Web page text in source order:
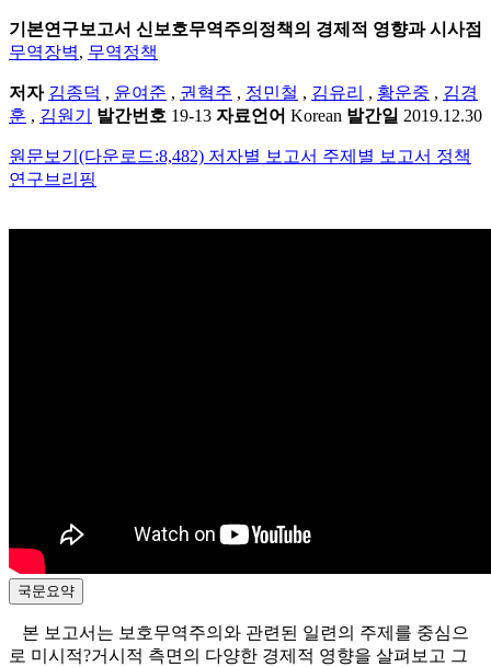
기본연구보고서 신보호무역주의정책의 경제적 영향과 시사점
무역장벽, 무역정책
저자 김종덕 , 윤여준 , 권혁주 , 정민철 , 김유리 , 황운중 , 김경
훈 , 김원기 발간번호 19-13 자료언어 Korean 발간일 2019.12.30
원문보기(다운로드:8,482) 저자별 보고서 주제별 보고서 정책
연구브리핑
국문요약
본 보고서는 보호무역주의와 관련된 일련의 주제를 중심으
로 미시적?거시적 측면의 다양한 경제적 영향을 살펴보고 그